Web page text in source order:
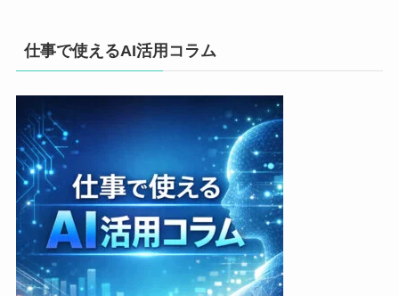
仕事で使えるAI活用コラム